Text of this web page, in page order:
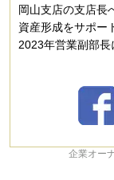
岡山支店の支店長
資産形成をサポー
2023年営業副部長
企業オー